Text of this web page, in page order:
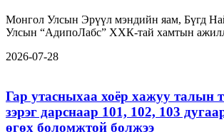
Монгол Улсын Эрүүл мэндийн яам, Бүгд
Улсын “АдипоЛабс” ХХК-тай хамтын
2026-07-28
Гар утасныхаа хоёр хажуу талын
зэрэг дарснаар 101, 102, 103
өгөх боломжтой болжээ